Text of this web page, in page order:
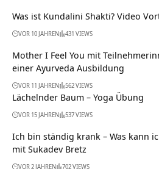
Was ist Kundalini Shakti? Video
VOR 10 JAHREN 431 VIEWS
Mother I Feel You mit
einer Ayurveda Ausbildung
VOR 11 JAHREN 562 VIEWS
Lächelnder Baum – Yoga Übung
VOR 15 JAHREN 537 VIEWS
Ich bin ständig krank – Was kann
mit Sukadev Bretz
VOR 2 JAHREN 702 VIEWS